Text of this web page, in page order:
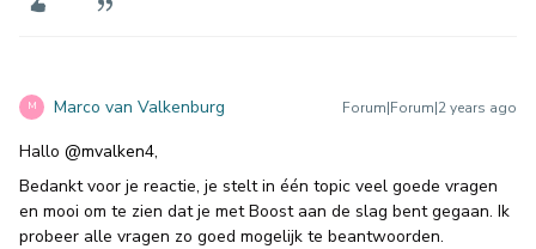
M Marco van Valkenburg Forum|Forum|2 years ago
Hallo @mvalken4,
Bedankt voor je reactie, je stelt in één topic veel goede vragen
en mooi om te zien dat je met Boost aan de slag bent gegaan. Ik
probeer alle vragen zo goed mogelijk te beantwoorden.